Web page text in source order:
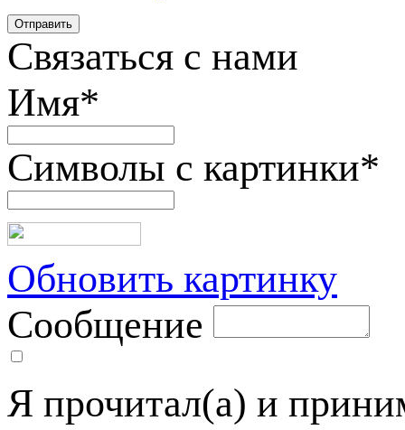
Связаться с нами
Имя*
Символы с картинки*
Обновить картинку
Сообщение
Я прочитал(а) и